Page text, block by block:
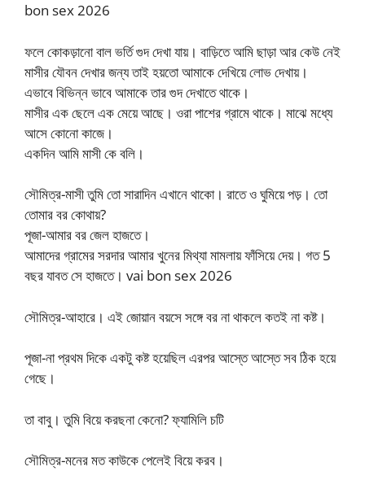
bon sex 2026
ফলে কোকড়ানো বাল ভর্তি গুদ দেখা যায়। বাড়িতে আমি ছাড়া আর কেউ নেই
মাসীর যৌবন দেখার জন্য তাই হয়তো আমাকে দেখিয়ে লোভ দেখায়।
এভাবে বিভিন্ন ভাবে আমাকে তার গুদ দেখাতে থাকে।
মাসীর এক ছেলে এক মেয়ে আছে। ওরা পাশের গ্রামে থাকে। মাঝে মধ্যে
আসে কোনো কাজে।
একদিন আমি মাসী কে বলি।
সৌমিত্র-মাসী তুমি তো সারাদিন এখানে থাকো। রাতে ও ঘুমিয়ে পড়। তো
তোমার বর কোথায়?
পূজা-আমার বর জেল হাজতে।
আমাদের গ্রামের সরদার আমার খুনের মিথ্যা মামলায় ফাঁসিয়ে দেয়। গত 5
বছর যাবত সে হাজতে। vai bon sex 2026
সৌমিত্র-আহারে। এই জোয়ান বয়সে সঙ্গে বর না থাকলে কতই না কষ্ট।
পূজা-না প্রথম দিকে একটু কষ্ট হয়েছিল এরপর আস্তে আস্তে সব ঠিক হয়ে
গেছে।
তা বাবু। তুমি বিয়ে করছনা কেনো? ফ্যামিলি চটি
সৌমিত্র-মনের মত কাউকে পেলেই বিয়ে করব।